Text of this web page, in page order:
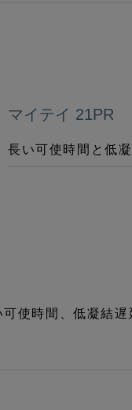
マイテイ 21PR
長い可使時間と低
使時間、低凝結遅